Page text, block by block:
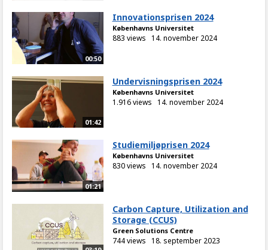
00:50
Innovationsprisen 2024
Københavns Universitet
883 views 14. november 2024
01:42
Undervisningsprisen 2024
Københavns Universitet
1.916 views 14. november 2024
01:21
Studiemiljøprisen 2024
Københavns Universitet
830 views 14. november 2024
Carbon Capture, Utilization and
Storage (CCUS)
Green Solutions Centre
744 views 18. september 2023